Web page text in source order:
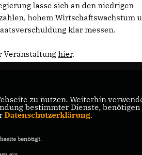
lasse sich an den niedrigen
hohem Wirtschaftswachstum
klar messen.
Veranstaltunghier.
zu nutzen. Weiterhin
bestimmter Dienste,
Datenschutzerklärung.
benötigt.